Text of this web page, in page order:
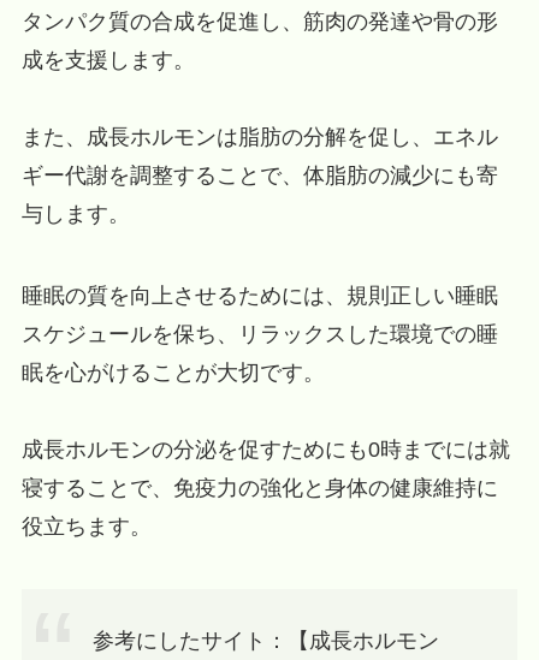
タンパク質の合成を促進し、筋肉の発達や骨の形
成を支援します。
また、成長ホルモンは脂肪の分解を促し、エネル
ギー代謝を調整することで、体脂肪の減少にも寄
与します。
睡眠の質を向上させるためには、規則正しい睡眠
スケジュールを保ち、リラックスした環境での睡
眠を心がけることが大切です。
成長ホルモンの分泌を促すためにも0時までには就
寝することで、免疫力の強化と身体の健康維持に
役立ちます。
参考にしたサイト：【成長ホルモン